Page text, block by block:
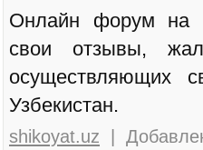
Онлайн форум на
свои отзывы,
осуществляющих
Узбекистан.
shikoyat.uz |